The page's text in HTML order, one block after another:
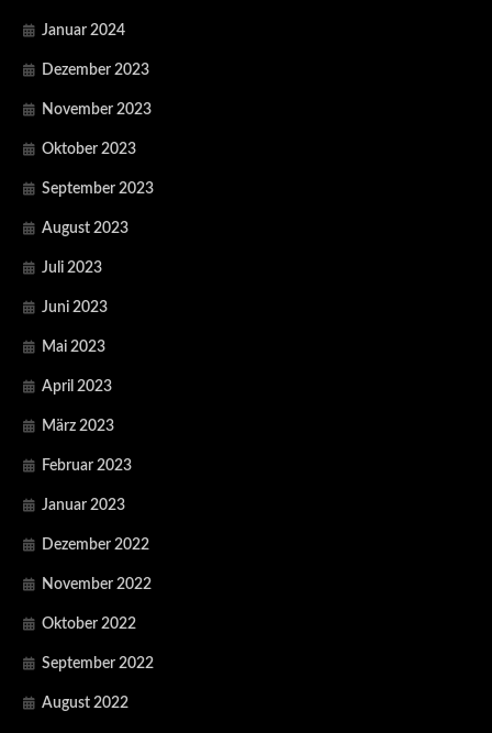
Januar 2024
Dezember 2023
November 2023
Oktober 2023
September 2023
August 2023
Juli 2023
Juni 2023
Mai 2023
April 2023
März 2023
Februar 2023
Januar 2023
Dezember 2022
November 2022
Oktober 2022
September 2022
August 2022